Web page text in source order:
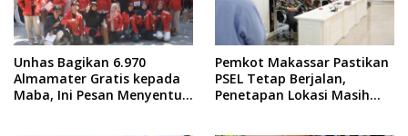
Unhas Bagikan 6.970
Almamater Gratis kepada
Maba, Ini Pesan Menyentuh
Pemkot Makassar Pastikan
PSEL Tetap Berjalan,
Penetapan Lokasi Masih